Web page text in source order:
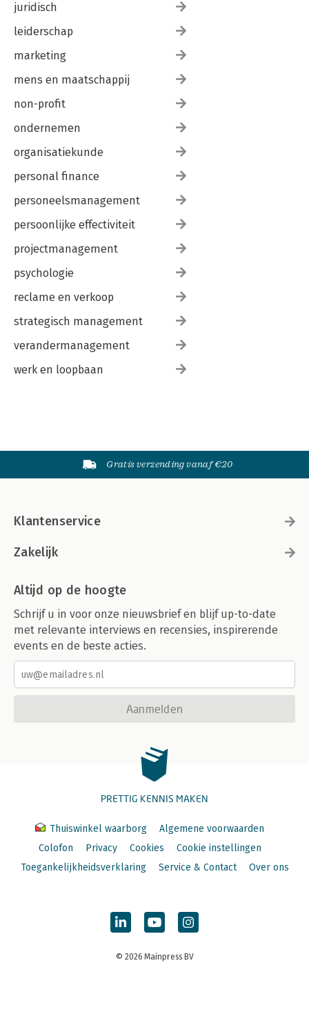
juridisch
leiderschap
marketing
mens en maatschappij
non-profit
ondernemen
organisatiekunde
personal finance
personeelsmanagement
persoonlijke effectiviteit
projectmanagement
psychologie
reclame en verkoop
strategisch management
verandermanagement
werk en loopbaan
Gratis verzending vanaf €20
Klantenservice
Zakelijk
Altijd op de hoogte
Schrijf u in voor onze nieuwsbrief en blijf up-to-date
met relevante interviews en recensies, inspirerende
events en de beste acties.
Aanmelden
PRETTIG KENNIS MAKEN
Thuiswinkel waarborg
Algemene voorwaarden
Colofon
Privacy Cookies
Cookie instellingen
Toegankelijkheidsverklaring
Service & Contact Over ons
© 2026 Mainpress BV